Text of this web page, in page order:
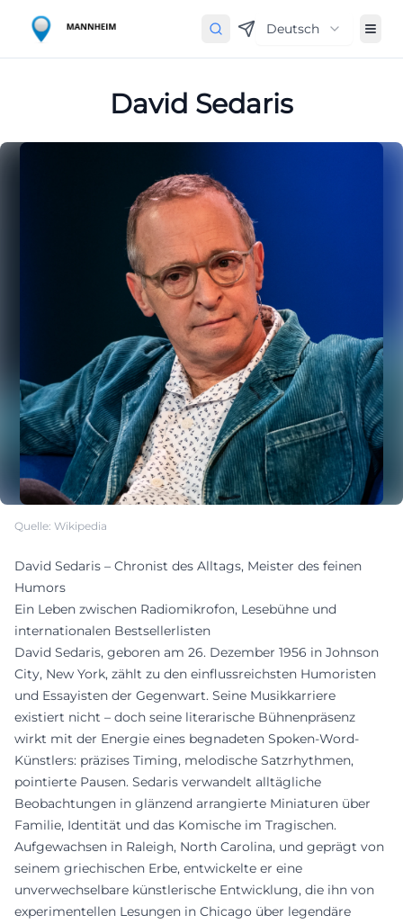
Deutsch
David Sedaris
Quelle: Wikipedia
David Sedaris – Chronist des Alltags, Meister des feinen
Humors
Ein Leben zwischen Radiomikrofon, Lesebühne und
internationalen Bestsellerlisten
David Sedaris, geboren am 26. Dezember 1956 in Johnson
City, New York, zählt zu den einflussreichsten Humoristen
und Essayisten der Gegenwart. Seine Musikkarriere
existiert nicht – doch seine literarische Bühnenpräsenz
wirkt mit der Energie eines begnadeten Spoken-Word-
Künstlers: präzises Timing, melodische Satzrhythmen,
pointierte Pausen. Sedaris verwandelt alltägliche
Beobachtungen in glänzend arrangierte Miniaturen über
Familie, Identität und das Komische im Tragischen.
Aufgewachsen in Raleigh, North Carolina, und geprägt von
seinem griechischen Erbe, entwickelte er eine
unverwechselbare künstlerische Entwicklung, die ihn von
experimentellen Lesungen in Chicago über legendäre